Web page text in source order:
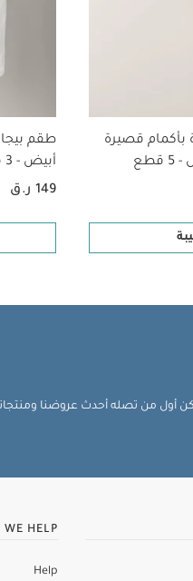
قصيرة
طقم
أبيض - 3 قطع
149 ر.ق
أول من تصله أحدث عروضنا
WE HELP
Help